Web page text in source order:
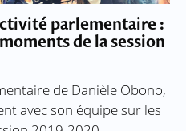
parlementaire :
de la session
de Danièle Obono,
avec son équipe sur les